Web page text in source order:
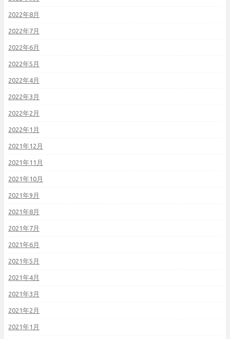
2022年8月
2022年7月
2022年6月
2022年5月
2022年4月
2022年3月
2022年2月
2022年1月
2021年12月
2021年11月
2021年10月
2021年9月
2021年8月
2021年7月
2021年6月
2021年5月
2021年4月
2021年3月
2021年2月
2021年1月